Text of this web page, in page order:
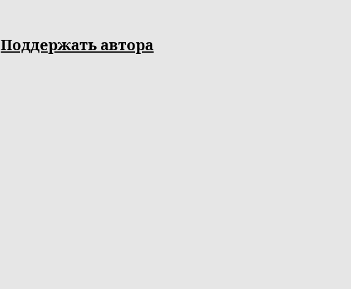
Поддержать автора